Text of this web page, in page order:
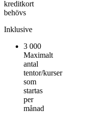
kreditkort
behövs
Inklusive
3 000
Maximalt
antal
tentor/kurser
som
startas
per
månad